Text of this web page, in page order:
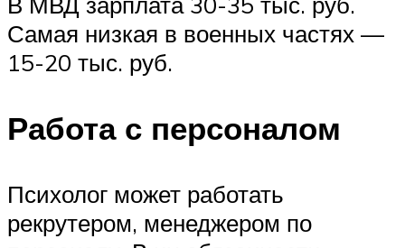
Самая низкая в военных частях —
15-20 тыс. руб.
Работа с персоналом
Психолог может работать
рекрутером, менеджером по